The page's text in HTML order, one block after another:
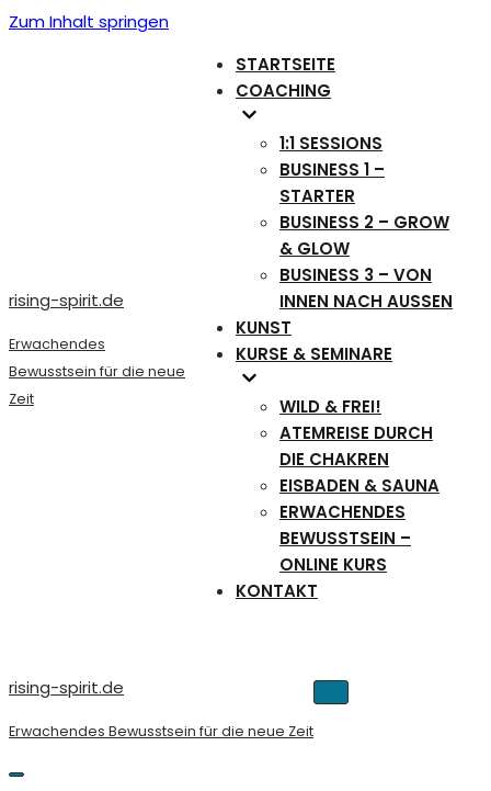
Zum Inhalt springen
rising-spirit.de
Erwachendes
Bewusstsein für die neue
Zeit
STARTSEITE
COACHING
1:1 SESSIONS
BUSINESS 1 –
STARTER
BUSINESS 2 – GROW
& GLOW
BUSINESS 3 – VON
INNEN NACH AUSSEN
KUNST
KURSE & SEMINARE
WILD & FREI!
ATEMREISE DURCH
DIE CHAKREN
EISBADEN & SAUNA
ERWACHENDES
BEWUSSTSEIN –
ONLINE KURS
KONTAKT
rising-spirit.de
Erwachendes Bewusstsein für die neue Zeit
Navigations-
Navigations-